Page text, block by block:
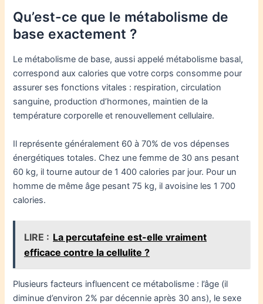
Qu’est-ce que le métabolisme de
base exactement ?
Le métabolisme de base, aussi appelé métabolisme basal,
correspond aux calories que votre corps consomme pour
assurer ses fonctions vitales : respiration, circulation
sanguine, production d’hormones, maintien de la
température corporelle et renouvellement cellulaire.
Il représente généralement 60 à 70% de vos dépenses
énergétiques totales. Chez une femme de 30 ans pesant
60 kg, il tourne autour de 1 400 calories par jour. Pour un
homme de même âge pesant 75 kg, il avoisine les 1 700
calories.
LIRE : La percutafeine est-elle vraiment
efficace contre la cellulite ?
Plusieurs facteurs influencent ce métabolisme : l’âge (il
diminue d’environ 2% par décennie après 30 ans), le sexe